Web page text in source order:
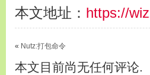
本文地址： https://
« Nutz:打包命令
本文目前尚无任何评论.